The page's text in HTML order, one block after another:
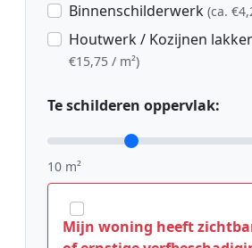
Binnenschilderwerk (ca.
Houtwerk / Kozijnen
€15,75 / m²)
Te schilderen oppervlak:
10 m²
Mijn woning heeft